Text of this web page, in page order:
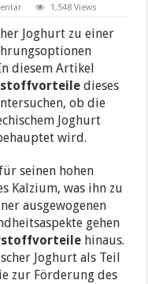
1,548 Views
Joghurt zu einer
diesem Artikel
dieses
ob die
Joghurt
wird.
seinen hohen
Kalzium, was ihn zu
ausgewogenen
gehen
hinaus.
Joghurt als Teil
zur Förderung des